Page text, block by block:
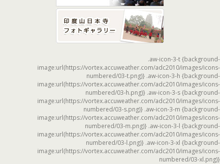
.aw-icon-3-t {background-
image:url(https://vortex.accuweather.com/adc2010/images/icons-
numbered/03-t.png)} .aw-icon-3-h {background-
image:url(https://vortex.accuweather.com/adc2010/images/icons-
numbered/03-h.png)} .aw-icon-3-s {background-
image:url(https://vortex.accuweather.com/adc2010/images/icons-
numbered/03-s.png)} .aw-icon-3-m {background-
image:url(https://vortex.accuweather.com/adc2010/images/icons-
numbered/03-m.png)} .aw-icon-3-l {background-
image:url(https://vortex.accuweather.com/adc2010/images/icons-
numbered/03-l.png)} .aw-icon-3-xl {background-
image:url(https://vortex.accuweather.com/adc2010/images/icons-
numbered/03-xl.png)}